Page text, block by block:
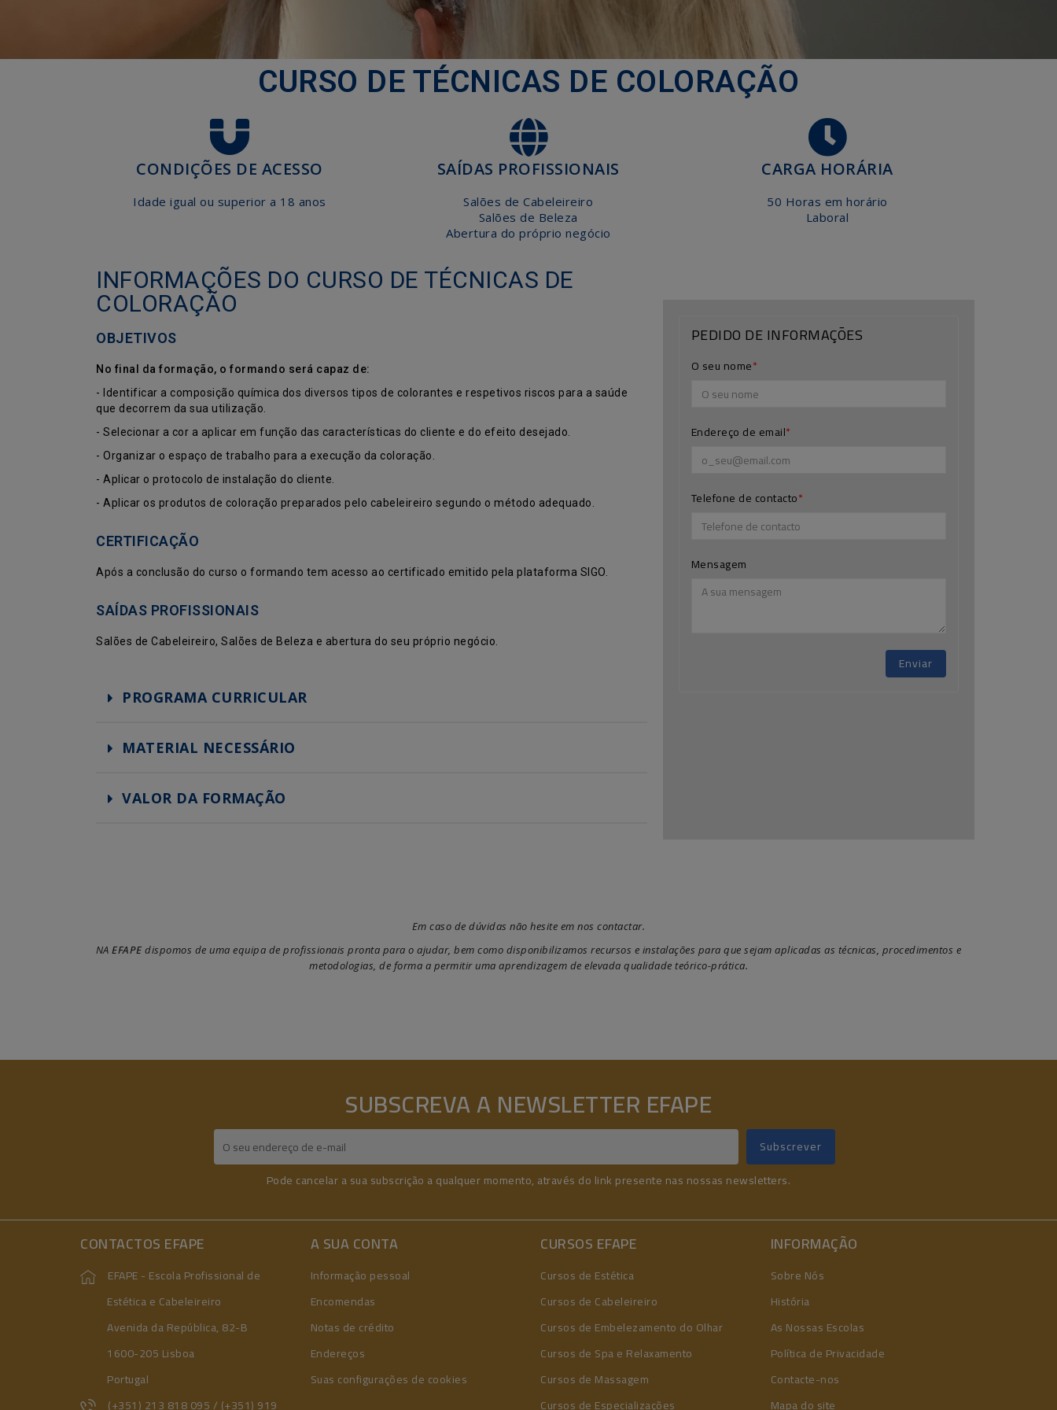
CURSO DE TÉCNICAS DE COLORAÇÃO
CONDIÇÕES DE ACESSO
Idade igual ou superior a 18 anos
SAÍDAS PROFISSIONAIS
Salões de Cabeleireiro
Salões de Beleza
Abertura do próprio negócio
CARGA HORÁRIA
50 Horas em horário
Laboral
INFORMAÇÕES DO CURSO DE TÉCNICAS DE
COLORAÇÃO
OBJETIVOS
No final da formação, o formando será capaz de:
- Identificar a composição química dos diversos tipos de colorantes e respetivos riscos para a saúde
que decorrem da sua utilização.
- Selecionar a cor a aplicar em função das características do cliente e do efeito desejado.
- Organizar o espaço de trabalho para a execução da coloração.
- Aplicar o protocolo de instalação do cliente.
- Aplicar os produtos de coloração preparados pelo cabeleireiro segundo o método adequado.
CERTIFICAÇÃO
Após a conclusão do curso o formando tem acesso ao certificado emitido pela plataforma SIGO.
SAÍDAS PROFISSIONAIS
Salões de Cabeleireiro, Salões de Beleza e abertura do seu próprio negócio.
PROGRAMA CURRICULAR
MATERIAL NECESSÁRIO
VALOR DA FORMAÇÃO
PEDIDO DE INFORMAÇÕES
O seu nome
Endereço de email
Telefone de contacto
Mensagem
Enviar
Em caso de dúvidas não hesite em nos contactar.
NAEFAPE dispomos de uma equipa de profissionais pronta para o ajudar, bem como disponibilizamos recursos e instalações para que sejam aplicadas as técnicas, procedimentos e
metodologias, de forma a permitir uma aprendizagem de elevada qualidade teórico-prática.
SUBSCREVA A NEWSLETTER EFAPE
Pode cancelar a sua subscrição a qualquer momento, através do link presente nas nossas newsletters.
CONTACTOS EFAPE
EFAPE - Escola Profissional de
Estética e Cabeleireiro
Avenida da República, 82-B
1600-205 Lisboa
Portugal
(+351) 213 818 095 / (+351) 919
A SUA CONTA
Informação pessoal
Encomendas
Notas de crédito
Endereços
Suas configurações de cookies
CURSOS EFAPE
Cursos de Estética
Cursos de Cabeleireiro
Cursos de Embelezamento do Olhar
Cursos de Spa e Relaxamento
Cursos de Massagem
Cursos de Especializações
INFORMAÇÃO
Sobre Nós
História
As Nossas Escolas
Política de Privacidade
Contacte-nos
Mapa do site